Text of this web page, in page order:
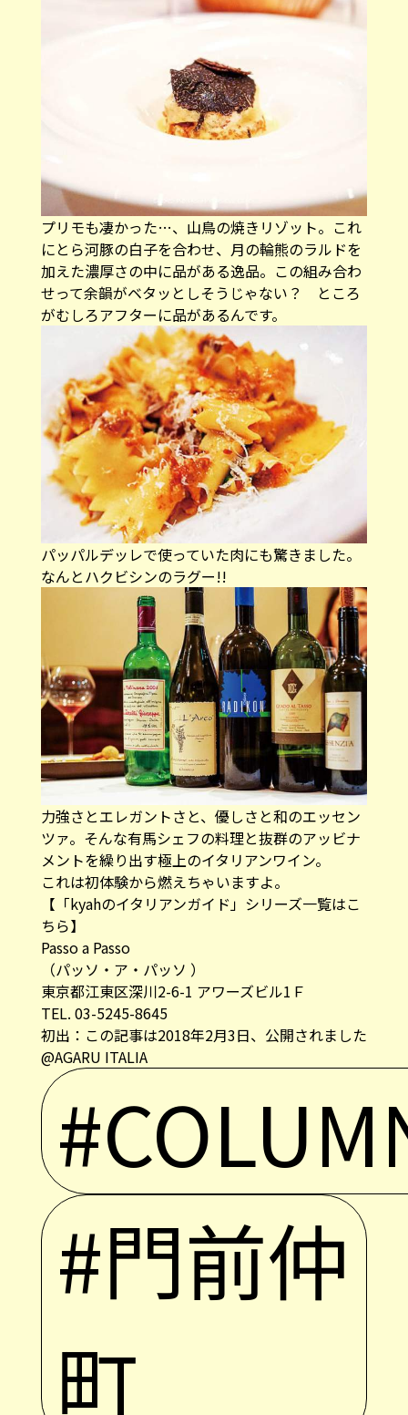
プリモも凄かった…、山鳥の焼きリゾット。これ
にとら河豚の白子を合わせ、月の輪熊のラルドを
加えた濃厚さの中に品がある逸品。この組み合わ
せって余韻がベタッとしそうじゃない？ ところ
がむしろアフターに品があるんです。
パッパルデッレで使っていた肉にも驚きました。
なんとハクビシンのラグー!!
力強さとエレガントさと、優しさと和のエッセン
ツァ。そんな有馬シェフの料理と抜群のアッビナ
メントを繰り出す極上のイタリアンワイン。
これは初体験から燃えちゃいますよ。
【「kyahのイタリアンガイド」シリーズ一覧はこ
ちら】
Passo a Passo
（パッソ・ア・パッソ ）
東京都江東区深川2-6-1 アワーズビル1Ｆ
TEL. 03-5245-8645
初出：この記事は2018年2月3日、公開されました
@AGARU ITALIA
#門前仲
町